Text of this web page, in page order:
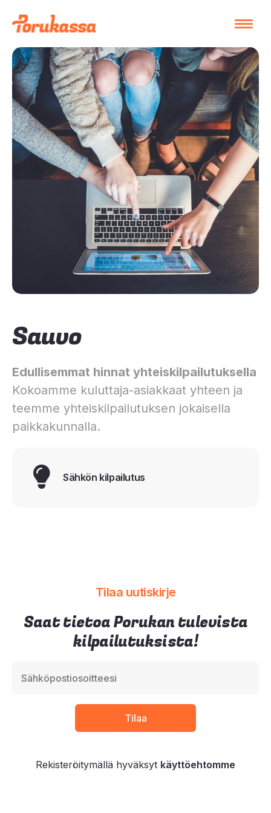
Sauvo
Edullisemmat hinnat yhteiskilpailutuksella
Kokoamme kuluttaja-asiakkaat yhteen ja
teemme yhteiskilpailutuksen jokaisella
paikkakunnalla.
Sähkön kilpailutus
Tilaa uutiskirje
Saat tietoa Porukan tulevista
kilpailutuksista!
Rekisteröitymällä hyväksyt käyttöehtomme